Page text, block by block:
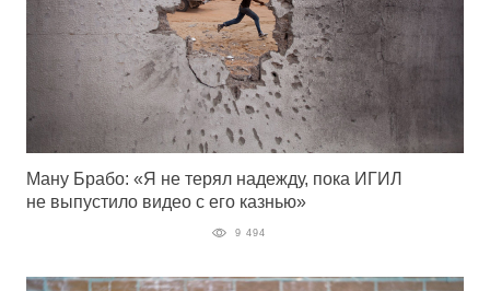
Ману Брабо: «Я не терял надежду, пока ИГИЛ
не выпустило видео с его казнью»
9 494